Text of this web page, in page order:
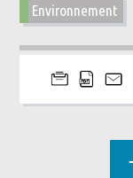
Environnement